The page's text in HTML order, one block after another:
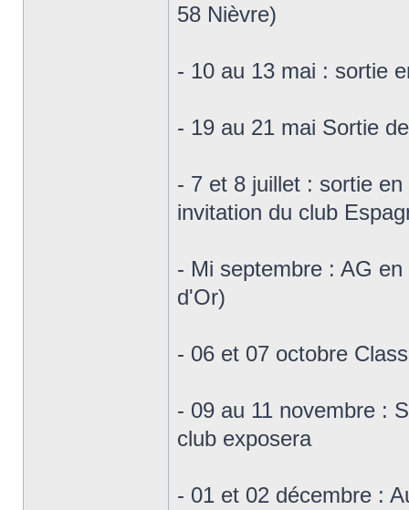
58 Nièvre)
- 10 au 13 mai : sortie
- 19 au 21 mai Sortie
- 7 et 8 juillet : sortie
invitation du club
- Mi septembre : AG
d'Or)
- 06 et 07 octobre
- 09 au 11 novembre :
club exposera
- 01 et 02 décembre :